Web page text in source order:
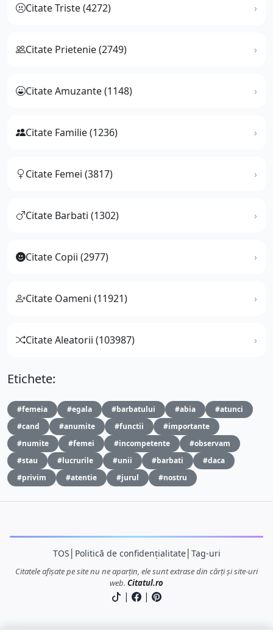
Citate Triste (4272)
Citate Prietenie (2749)
Citate Amuzante (1148)
Citate Familie (1236)
Citate Femei (3817)
Citate Barbati (1302)
Citate Copii (2977)
Citate Oameni (11921)
Citate Aleatorii (103987)
Etichete:
#femeia #egala #barbatului #abia
#atunci
#cand
#anumite #functii
#importante
#numite
#femei #incompetente
#observam
#stau
#lucrurile #unii #barbati
#daca
#privim
#atentie #jurul #nostru
TOS Politică de confidențialitate│ Tag-uri
Citatele afișate pe site nu ne aparțin, ele sunt extrase din cărți și site-uri
web. Citatul.ro
| |